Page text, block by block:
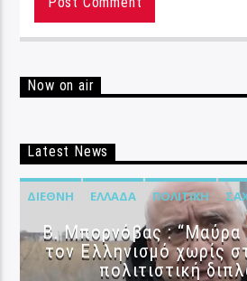
Now on air
Latest News
ΔΙΕΘΝΉ ΕΛΛΆΔΑ ΠΟΛΙΤΙΚΉ
B. Μπορνόβας : “Μαύρα
τον Ελληνισμό χωρίς
πολιτιστική